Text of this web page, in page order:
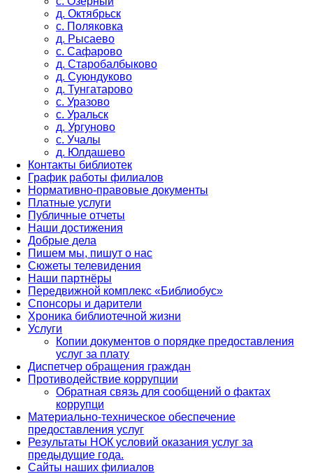
д. Октябрьск
с. Поляковка
д. Рысаево
с. Сафарово
д. Старобалбыково
д. Суюндуково
д. Тунгатарово
с. Уразово
с. Уральск
д. Ургуново
с. Учалы
д. Юлдашево
Контакты библиотек
График работы филиалов
Нормативно-правовые документы
Платные услуги
Публичные отчеты
Наши достижения
Добрые дела
Пишем мы, пишут о нас
Сюжеты телевидения
Наши партнёры
Передвижной комплекс «Библиобус»
Спонсоры и дарители
Хроника библиотечной жизни
Услуги
Копии документов о порядке предоставления
услуг за плату
Диспетчер обращения граждан
Противодействие коррупции
Обратная связь для сообщений о фактах
коррупци
Материально-техническое обеспечение
предоставления услуг
Результаты НОК условий оказания услуг за
предыдущие года.
Сайты наших филиалов